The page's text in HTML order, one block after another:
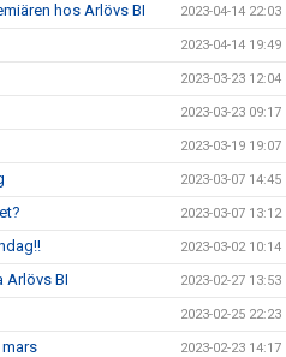
hos Arlövs BI 2023-04-14 22:03
2023-04-14 19:49
2023-03-23 12:04
2023-03-23 09:17
2023-03-19 19:07
2023-03-07 14:45
2023-03-07 13:12
2023-03-02 10:14
Arlövs BI 2023-02-27 13:53
2023-02-25 22:23
2023-02-23 14:17